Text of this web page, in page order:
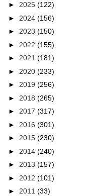
► 2025 (122)
► 2024 (156)
► 2023 (150)
► 2022 (155)
► 2021 (181)
► 2020 (233)
► 2019 (256)
► 2018 (265)
► 2017 (317)
► 2016 (301)
► 2015 (230)
► 2014 (240)
► 2013 (157)
► 2012 (101)
► 2011 (33)